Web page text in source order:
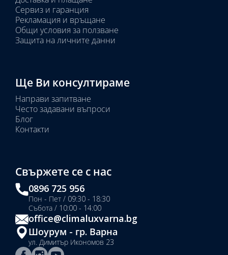
Сервиз и гаранция
Рекламация и връщане
Общи условия за ползване
Защита на личните данни
Ще Ви консултираме
Направи запитване
Често задавани въпроси
Блог
Контакти
Свържете се с нас
0896 725 956
Пон - Пет / 09:30 - 18:30
Събота / 10:00 - 14:00
office@climaluxvarna.bg
Шоурум - гр. Варна
ул. Димитър Икономов 23